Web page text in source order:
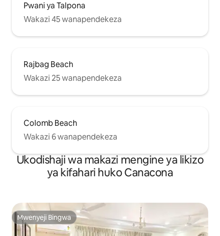
Pwani ya Talpona
Wakazi 45 wanapendekeza
Rajbag Beach
Wakazi 25 wanapendekeza
Colomb Beach
Wakazi 6 wanapendekeza
Ukodishaji wa makazi mengine ya likizo
ya kifahari huko Canacona
Mwenyeji Bingwa
Mwenyeji Bingwa